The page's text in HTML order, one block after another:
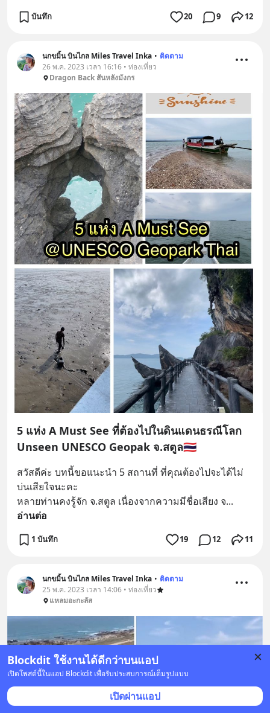
Blockdit ใช้งานได้ดีกว่าบนแอป
เปิดโพสต์นี้ในแอป Blockdit เพื่อรับประสบการณ์เต็มรูปแบบ
เปิดผ่านแอป
บันทึก 20 9 12
นกขมิ้น บินไกล Miles Travel Inka • ติดตาม
26 พ.ค. 2023 เวลา 16:16 • ท่องเที่ยว
Dragon Back สันหลังมังกร
5 แห่ง A Must See ที่ต้องไปในดินแดนธรณีโลก
Unseen UNESCO Geopak จ.สตูล🇹🇭
สวัสดีค่ะ บทนี้ขอแนะนำ 5 สถานที่ ที่คุณต้องไปจะได้ไม่
บ่นเสียใจนะคะ
หลายท่านคงรู้จัก จ.สตูล เนื่องจากความมีชื่อเสียง จ
อ่านต่อ
1 บันทึก 19 12 11
นกขมิ้น บินไกล Miles Travel Inka • ติดตาม
25 พ.ค. 2023 เวลา 14:06 • ท่องเที่ยว
แหลมอะกะลัส